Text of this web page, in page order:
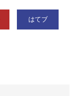
はてブ